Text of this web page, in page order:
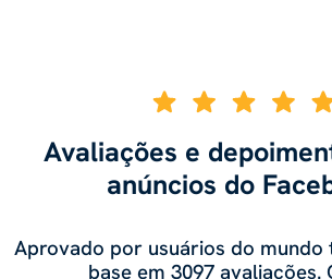
Avaliações e
anúncios do
Aprovado por usuários do mundo
base em 3097 avaliações.